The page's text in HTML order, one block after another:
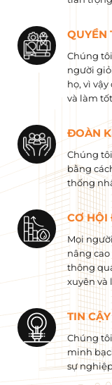
QUYỀN
Chúng
người
họ, vì
và làm
ĐOÀN
Chúng
bằng
thống
CƠ HỘI
Mọi
nâng
thông
xuyên và
TIN
Chúng
minh
sự